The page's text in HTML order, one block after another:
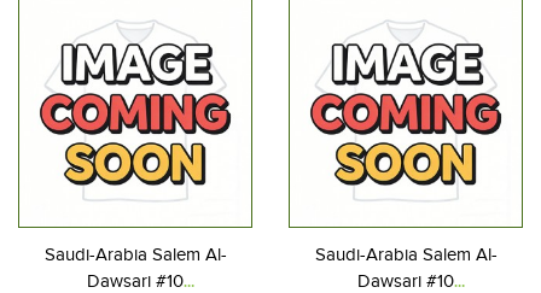
Saudi-Arabia Salem Al-
Dawsari #10
Saudi-Arabia Salem Al-
Dawsari #10